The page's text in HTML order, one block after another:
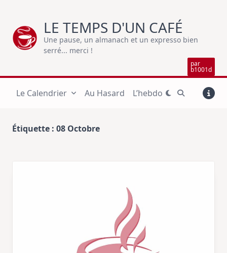
content
LE TEMPS D'UN CAFÉ
Une pause, un almanach et un expresso bien
serré... merci !
par
b1001d
Le Calendrier Au Hasard L’hebdo
Étiquette : 08 Octobre